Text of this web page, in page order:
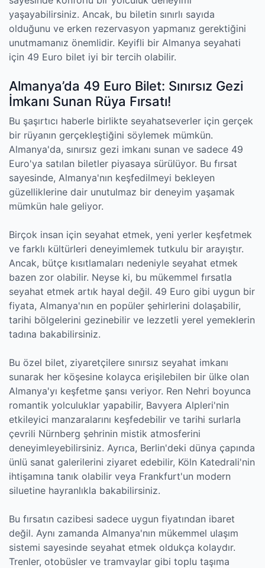
yaşayabilirsiniz. Ancak, bu biletin sınırlı sayıda
olduğunu ve erken rezervasyon yapmanız gerektiğini
unutmamanız önemlidir. Keyifli bir Almanya seyahati
için 49 Euro bilet iyi bir tercih olabilir.
Almanya’da 49 Euro Bilet: Sınırsız Gezi
İmkanı Sunan Rüya Fırsatı!
Bu şaşırtıcı haberle birlikte seyahatseverler için gerçek
bir rüyanın gerçekleştiğini söylemek mümkün.
Almanya'da, sınırsız gezi imkanı sunan ve sadece 49
Euro'ya satılan biletler piyasaya sürülüyor. Bu fırsat
sayesinde, Almanya'nın keşfedilmeyi bekleyen
güzelliklerine dair unutulmaz bir deneyim yaşamak
mümkün hale geliyor.
Birçok insan için seyahat etmek, yeni yerler keşfetmek
ve farklı kültürleri deneyimlemek tutkulu bir arayıştır.
Ancak, bütçe kısıtlamaları nedeniyle seyahat etmek
bazen zor olabilir. Neyse ki, bu mükemmel fırsatla
seyahat etmek artık hayal değil. 49 Euro gibi uygun bir
fiyata, Almanya'nın en popüler şehirlerini dolaşabilir,
tarihi bölgelerini gezinebilir ve lezzetli yerel yemeklerin
tadına bakabilirsiniz.
Bu özel bilet, ziyaretçilere sınırsız seyahat imkanı
sunarak her köşesine kolayca erişilebilen bir ülke olan
Almanya'yı keşfetme şansı veriyor. Ren Nehri boyunca
romantik yolculuklar yapabilir, Bavyera Alpleri'nin
etkileyici manzaralarını keşfedebilir ve tarihi surlarla
çevrili Nürnberg şehrinin mistik atmosferini
deneyimleyebilirsiniz. Ayrıca, Berlin'deki dünya çapında
ünlü sanat galerilerini ziyaret edebilir, Köln Katedrali'nin
ihtişamına tanık olabilir veya Frankfurt'un modern
siluetine hayranlıkla bakabilirsiniz.
Bu fırsatın cazibesi sadece uygun fiyatından ibaret
değil. Aynı zamanda Almanya'nın mükemmel ulaşım
sistemi sayesinde seyahat etmek oldukça kolaydır.
Trenler, otobüsler ve tramvaylar gibi toplu taşıma